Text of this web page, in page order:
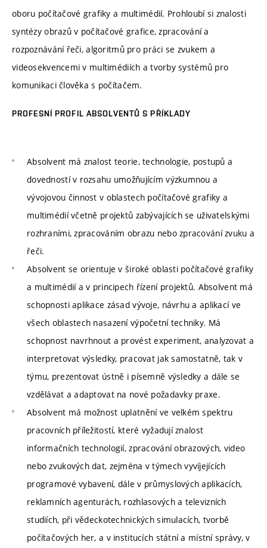
oboru počítačové grafiky a multimédií. Prohloubí si znalosti
syntézy obrazů v počítačové grafice, zpracování a
rozpoznávání řeči, algoritmů pro práci se zvukem a
videosekvencemi v multimédiích a tvorby systémů pro
komunikaci člověka s počítačem.
PROFESNÍ PROFIL ABSOLVENTŮ S PŘÍKLADY
Absolvent má znalost teorie, technologie, postupů a
dovedností v rozsahu umožňujícím výzkumnou a
vývojovou činnost v oblastech počítačové grafiky a
multimédií včetně projektů zabývajících se uživatelskými
rozhraními, zpracováním obrazu nebo zpracování zvuku a
řeči.
Absolvent se orientuje v široké oblasti počítačové grafiky
a multimédií a v principech řízení projektů. Absolvent má
schopnosti aplikace zásad vývoje, návrhu a aplikací ve
všech oblastech nasazení výpočetní techniky. Má
schopnost navrhnout a provést experiment, analyzovat a
interpretovat výsledky, pracovat jak samostatně, tak v
týmu, prezentovat ústně i písemně výsledky a dále se
vzdělávat a adaptovat na nové požadavky praxe.
Absolvent má možnost uplatnění ve velkém spektru
pracovních příležitostí, které vyžadují znalost
informačních technologií, zpracování obrazových, video
nebo zvukových dat, zejména v týmech vyvíjejících
programové vybavení, dále v průmyslových aplikacích,
reklamních agenturách, rozhlasových a televizních
studiích, při vědeckotechnických simulacích, tvorbě
počítačových her, a v institucích státní a místní správy, v